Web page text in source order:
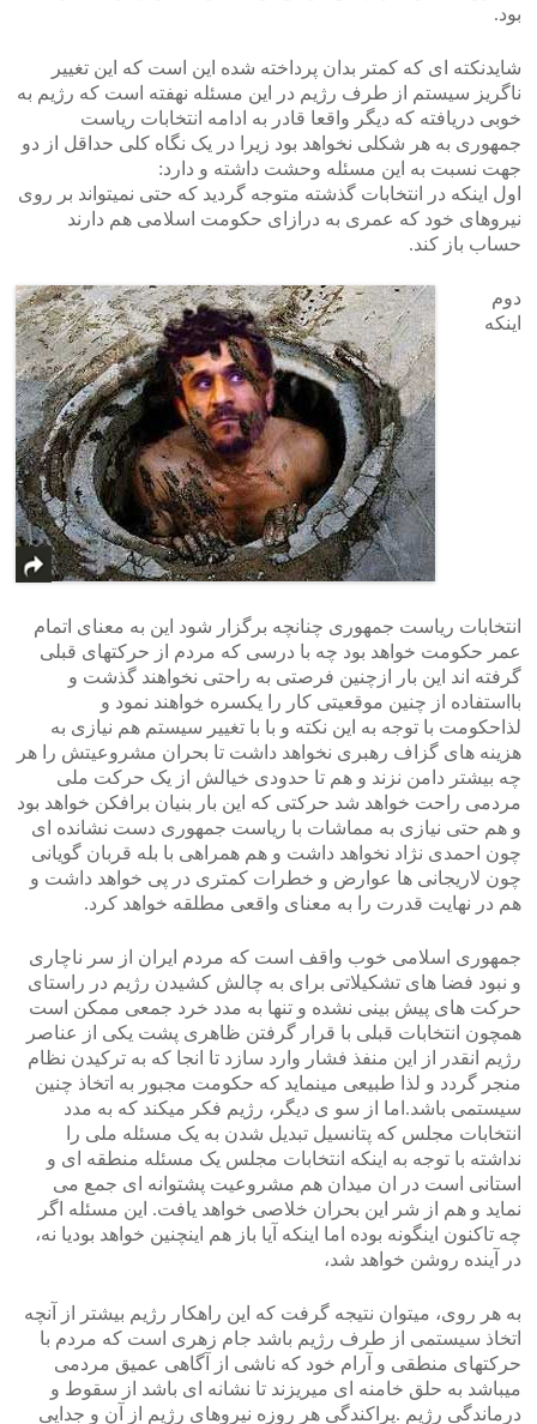
بود.
شایدنکته ای که کمتر بدان پرداخته شده این است که این تغییر
ناگریز سیستم از طرف رژیم در این مسئله نهفته است که رژیم به
خوبی دریافته که دیگر واقعا قادر به ادامه انتخابات ریاست
جمهوری به هر شکلی نخواهد بود زیرا در یک نگاه کلی حداقل از دو
جهت نسبت به این مسئله وحشت داشته و دارد:
اول اینکه در انتخابات گذشته متوجه گردید که حتی نمیتواند بر روی
نیروهای خود که عمری به درازای حکومت اسلامی هم دارند
حساب باز کند.
دوم
اینکه
انتخابات ریاست جمهوری چنانچه برگزار شود این به معنای اتمام
عمر حکومت خواهد بود چه با درسی که مردم از حرکتهای قبلی
گرفته اند این بار ازچنین فرصتی به راحتی نخواهند گذشت و
بااستفاده از چنین موقعیتی کار را یکسره خواهند نمود و
لذاحکومت با توجه به این نکته و با با تغییر سیستم هم نیازی به
هزینه های گزاف رهبری نخواهد داشت تا بحران مشروعیتش را هر
چه بیشتر دامن نزند و هم تا حدودی خیالش از یک حرکت ملی
مردمی راحت خواهد شد حرکتی که این بار بنیان برافکن خواهد بود
و هم حتی نیازی به مماشات با ریاست جمهوری دست نشانده ای
چون احمدی نژاد نخواهد داشت و هم همراهی با بله قربان گویانی
چون لاریجانی ها عوارض و خطرات کمتری در پی خواهد داشت و
هم در نهایت قدرت را به معنای واقعی مطلقه خواهد کرد.
جمهوری اسلامی خوب واقف است که مردم ایران از سر ناچاری
و نبود فضا های تشکیلاتی برای به چالش کشیدن رژیم در راستای
حرکت های پیش بینی نشده و تنها به مدد خرد جمعی ممکن است
همچون انتخابات قبلی با قرار گرفتن ظاهری پشت یکی از عناصر
رژیم انقدر از این منفذ فشار وارد سازد تا انجا که به ترکیدن نظام
منجر گردد و لذا طبیعی مینماید که حکومت مجبور به اتخاذ چنین
سیستمی باشد.اما از سو ی دیگر، رژیم فکر میکند که به مدد
انتخابات مجلس که پتانسیل تبدیل شدن به یک مسئله ملی را
نداشته با توجه به اینکه انتخابات مجلس یک مسئله منطقه ای و
استانی است در ان میدان هم مشروعیت پشتوانه ای جمع می
نماید و هم از شر این بحران خلاصی خواهد یافت. این مسئله اگر
چه تاکنون اینگونه بوده اما اینکه آیا باز هم اینچنین خواهد بودیا نه،
در آینده روشن خواهد شد،
به هر روی، میتوان نتیجه گرفت که این راهکار رژیم بیشتر از آنچه
اتخاذ سیستمی از طرف رژیم باشد جام زهری است که مردم با
حرکتهای منطقی و آرام خود که ناشی از آگاهی عمیق مردمی
میباشد به حلق خامنه ای میریزند تا نشانه ای باشد از سقوط و
درماندگی رژیم .پراکندگی هر روزه نیروهای رژیم از آن و جدایی